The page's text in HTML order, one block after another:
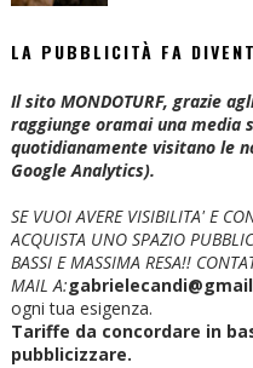
LA PUBBLICITÀ FA
Il sito MONDOTURF, grazie
raggiunge oramai una media
quotidianamente visitano le
Google Analytics).
SE VUOI AVERE VISIBILITA' E
ACQUISTA UNO SPAZIO
BASSI E MASSIMA RESA!!
MAIL A:
ogni tua esigenza.
Tariffe da concordare in
pubblicizzare.